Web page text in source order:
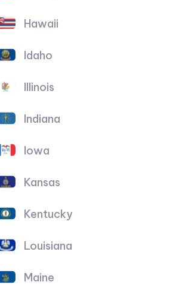
Hawaii
Idaho
Illinois
Indiana
Iowa
Kansas
Kentucky
Louisiana
Maine